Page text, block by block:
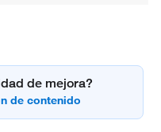
de mejora?